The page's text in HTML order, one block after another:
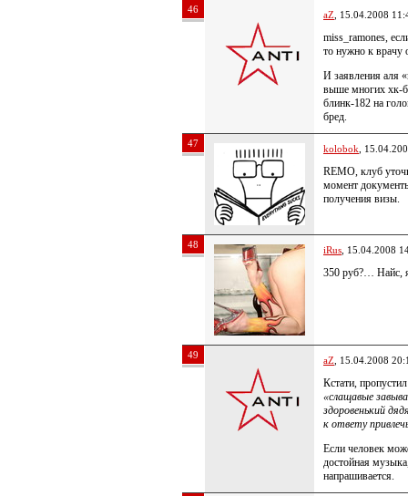
46 aZ , 15.04.2008
miss_ramones,
то нужно к врачу
И заявления аля
выше многих хк-
блинк-182 на
бред.
47 kolobok ,
REMO, клуб
момент
получения визы.
48 iRus , 15.04.2008
350 руб?… Найс,
49 aZ , 15.04.2008
Кстати,
«слащавые
здоровенький
к ответу
Если человек
достойная
напрашивается.